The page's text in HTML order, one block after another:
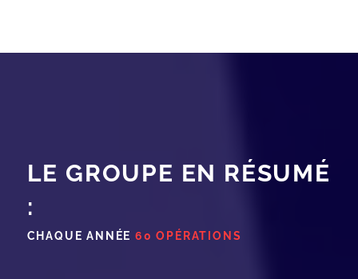
LE GROUPE EN RÉSUMÉ
:
CHAQUE ANNÉE 60 OPÉRATIONS